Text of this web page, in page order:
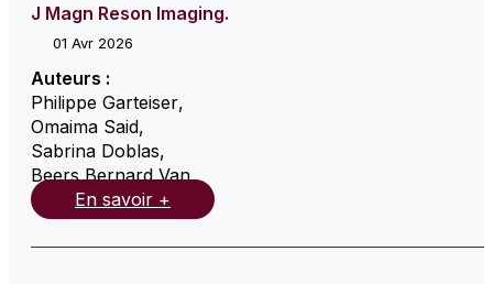
J Magn Reson Imaging.
01 Avr 2026
Auteurs :
Philippe Garteiser,
Omaima Said,
Sabrina Doblas,
Beers Bernard Van,
En savoir +